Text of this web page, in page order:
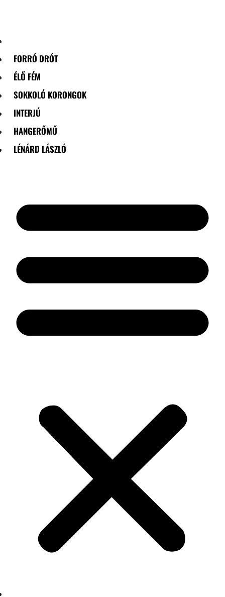
FORRÓ DRÓT
ÉLŐ FÉM
SOKKOLÓ KORONGOK
INTERJÚ
HANGERŐMŰ
LÉNÁRD LÁSZLÓ